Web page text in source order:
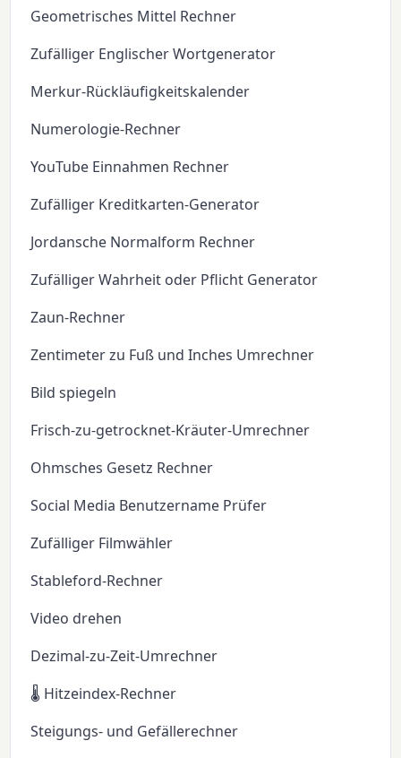
Geometrisches Mittel Rechner
Zufälliger Englischer Wortgenerator
Merkur-Rückläufigkeitskalender
Numerologie-Rechner
YouTube Einnahmen Rechner
Zufälliger Kreditkarten-Generator
Jordansche Normalform Rechner
Zufälliger Wahrheit oder Pflicht Generator
Zaun-Rechner
Zentimeter zu Fuß und Inches Umrechner
Bild spiegeln
Frisch-zu-getrocknet-Kräuter-Umrechner
Ohmsches Gesetz Rechner
Social Media Benutzername Prüfer
Zufälliger Filmwähler
Stableford-Rechner
Video drehen
Dezimal-zu-Zeit-Umrechner
🌡️ Hitzeindex-Rechner
Steigungs- und Gefällerechner